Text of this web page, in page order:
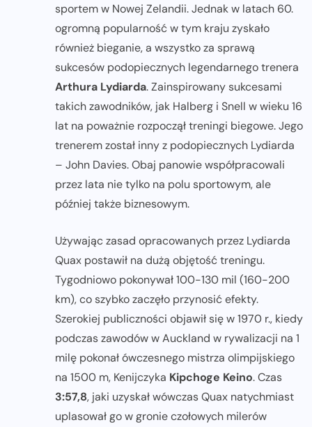
sportem w Nowej Zelandii. Jednak w latach 60.
ogromną popularność w tym kraju zyskało
również bieganie, a wszystko za sprawą
sukcesów podopiecznych legendarnego trenera
Arthura Lydiarda. Zainspirowany sukcesami
takich zawodników, jak Halberg i Snell w wieku 16
lat na poważnie rozpoczął treningi biegowe. Jego
trenerem został inny z podopiecznych Lydiarda
– John Davies. Obaj panowie współpracowali
przez lata nie tylko na polu sportowym, ale
później także biznesowym.
Używając zasad opracowanych przez Lydiarda
Quax postawił na dużą objętość treningu.
Tygodniowo pokonywał 100-130 mil (160-200
km), co szybko zaczęło przynosić efekty.
Szerokiej publiczności objawił się w 1970 r., kiedy
podczas zawodów w Auckland w rywalizacji na 1
milę pokonał ówczesnego mistrza olimpijskiego
na 1500 m, Kenijczyka Kipchoge Keino. Czas
3:57,8, jaki uzyskał wówczas Quax natychmiast
uplasował go w gronie czołowych milerów